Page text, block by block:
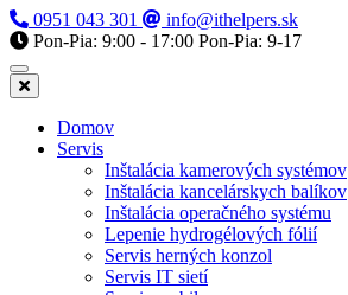
0951 043 301
info@ithelpers.sk
Pon-Pia: 9:00 - 17:00 Pon-Pia: 9-17
Domov
Servis
Inštalácia kamerových systémov
Inštalácia kancelárskych balíkov
Inštalácia operačného systému
Lepenie hydrogélových fólií
Servis herných konzol
Servis IT sietí